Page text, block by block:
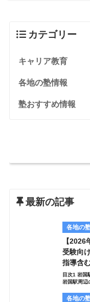
カテゴリー
キャリア教育
各地の塾情報
塾おすすめ情報
最新の記事
各地の
【
受験向
指導含
目次1 岩国
岩国駅周辺
各地の